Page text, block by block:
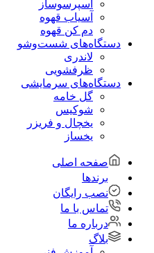
اسپرسوساز
آسیاب قهوه
دم کن قهوه
دستگاه‌های شست‌و‌شو
لاندری
ظرفشویی
دستگاه‌های سرمایشی
گل خامه
شوکیس
یخچال و فریزر
یخساز
صفحه اصلی
برندها
نصب رایگان
تماس با ما
درباره ما
بلاگ